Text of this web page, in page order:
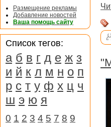
Размещение рекламы
Добавление новостей
Ваша помощь сайту
Список тегов:
а б в г д е ж з
и й к л м н о п
р с т у ф х ц ч
ш э ю я
0 1 2 3 4 5 7 8 9